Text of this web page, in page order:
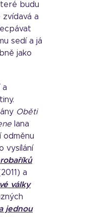
budu
a
sedí a já
jako
a
Oběti
Iana
vysílání
a
války
jednou